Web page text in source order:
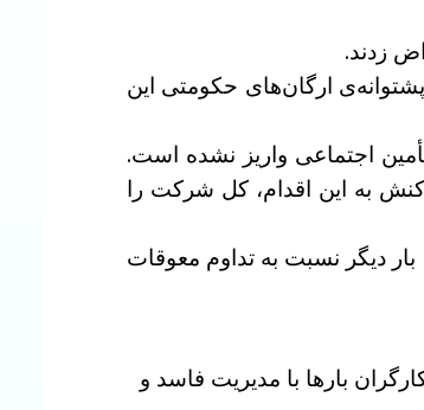
ارگان‌های حکومتی این
اجتماعی واریز نشده است.
به این اقدام، کل شرکت را
اعتراضی مقابل کارخانه، بار دیگر نسبت به تداوم معوقات
بارها با مدیریت فاسد و